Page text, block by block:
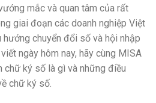
mắc và quan tâm của rất
giai đoạn các doanh nghiệp Việt
chuyển đổi số và hội nhập
ngày hôm nay, hãy cùng MISA
chữ ký số là gì và những điều
chữ ký số.